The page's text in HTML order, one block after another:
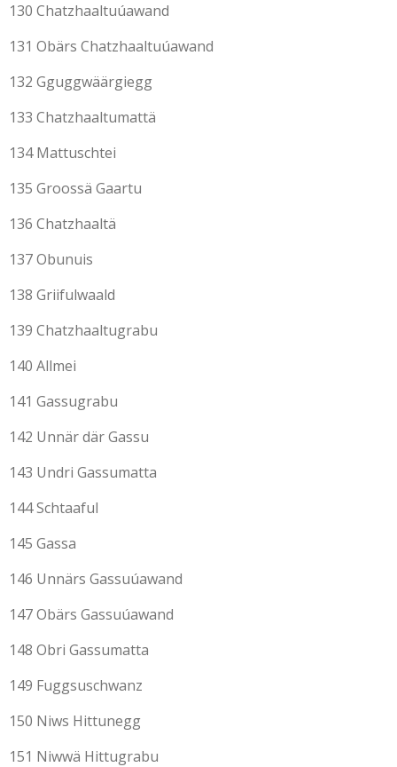
130 Chatzhaaltuúawand
131 Obärs Chatzhaaltuúawand
132 Gguggwäärgiegg
133 Chatzhaaltumattä
134 Mattuschtei
135 Groossä Gaartu
136 Chatzhaaltä
137 Obunuis
138 Griifulwaald
139 Chatzhaaltugrabu
140 Allmei
141 Gassugrabu
142 Unnär där Gassu
143 Undri Gassumatta
144 Schtaaful
145 Gassa
146 Unnärs Gassuúawand
147 Obärs Gassuúawand
148 Obri Gassumatta
149 Fuggsuschwanz
150 Niws Hittunegg
151 Niwwä Hittugrabu